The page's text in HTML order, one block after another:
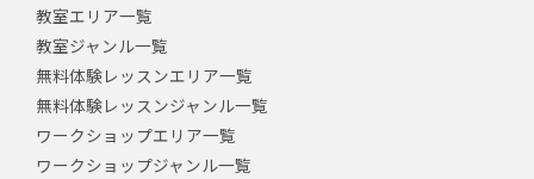
教室エリア一覧
教室ジャンル一覧
無料体験レッスンエリア一覧
無料体験レッスンジャンル一覧
ワークショップエリア一覧
ワークショップジャンル一覧